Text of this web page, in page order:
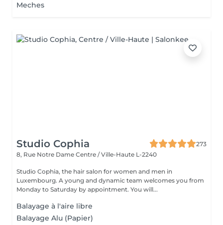
Meches
Studio Cophia
273
8, Rue Notre Dame Centre / Ville-Haute L-2240
Studio Cophia, the hair salon for women and men in
Luxembourg. A young and dynamic team welcomes you from
Monday to Saturday by appointment. You will...
Balayage à l'aire libre
Balayage Alu (Papier)